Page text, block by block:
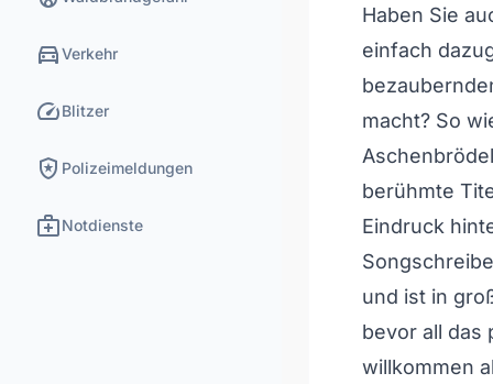
directions_carVerkehr
speedBlitzer
local_police Polizeimeldungen
medical_servicesNotdienste
Haben Sie
einfach
macht? So
berühmte
Eindruck
und ist in
bevor all das
willkommen